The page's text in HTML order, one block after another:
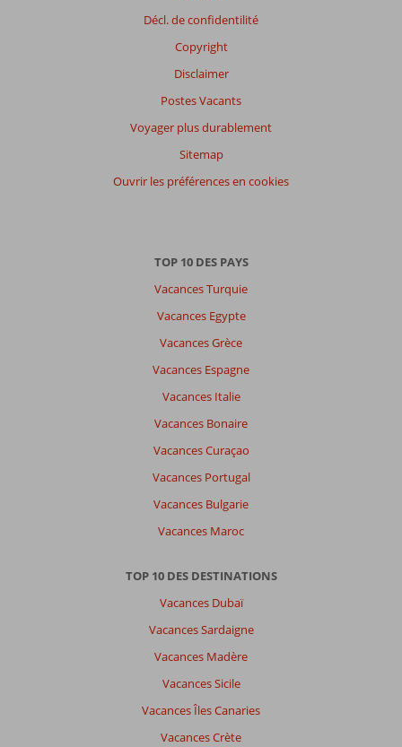
Décl. de confidentilité
Copyright
Disclaimer
Postes Vacants
Voyager plus durablement
Sitemap
Ouvrir les préférences en cookies
TOP 10 DES PAYS
Vacances Turquie
Vacances Egypte
Vacances Grèce
Vacances Espagne
Vacances Italie
Vacances Bonaire
Vacances Curaçao
Vacances Portugal
Vacances Bulgarie
Vacances Maroc
TOP 10 DES DESTINATIONS
Vacances Dubaï
Vacances Sardaigne
Vacances Madère
Vacances Sicile
Vacances Îles Canaries
Vacances Crète